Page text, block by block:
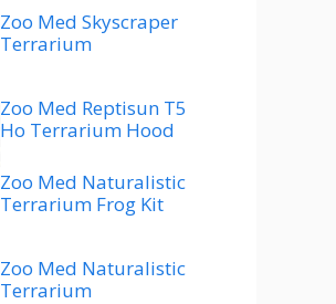
Zoo Med Skyscraper
Terrarium
Zoo Med Reptisun T5
Ho Terrarium Hood
Zoo Med Naturalistic
Terrarium Frog Kit
Zoo Med Naturalistic
Terrarium